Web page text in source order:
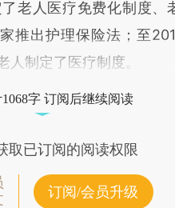
老人医疗免费化制度、
推出护理保险法；至
制定了医疗制度。
字 订阅后继续阅读
取已订阅的阅读权限
订阅/会员升级